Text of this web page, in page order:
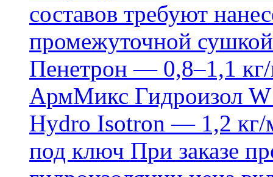
составов требуют
промежуточной
Пенетрон — 0,8–1,1 кг/
АрмМикс Гидроизол
Hydro Isotron — 1,2 кг/
под ключ При заказе